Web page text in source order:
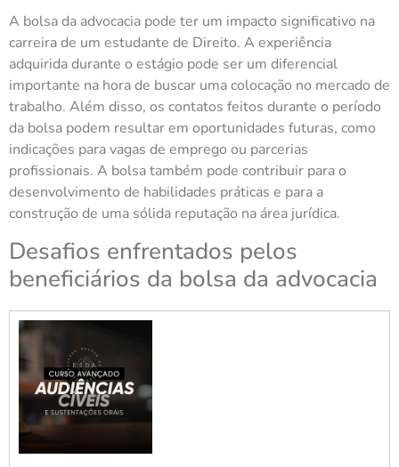
A bolsa da advocacia pode ter um impacto significativo na
carreira de um estudante de Direito. A experiência
adquirida durante o estágio pode ser um diferencial
importante na hora de buscar uma colocação no mercado de
trabalho. Além disso, os contatos feitos durante o período
da bolsa podem resultar em oportunidades futuras, como
indicações para vagas de emprego ou parcerias
profissionais. A bolsa também pode contribuir para o
desenvolvimento de habilidades práticas e para a
construção de uma sólida reputação na área jurídica.
Desafios enfrentados pelos
beneficiários da bolsa da advocacia